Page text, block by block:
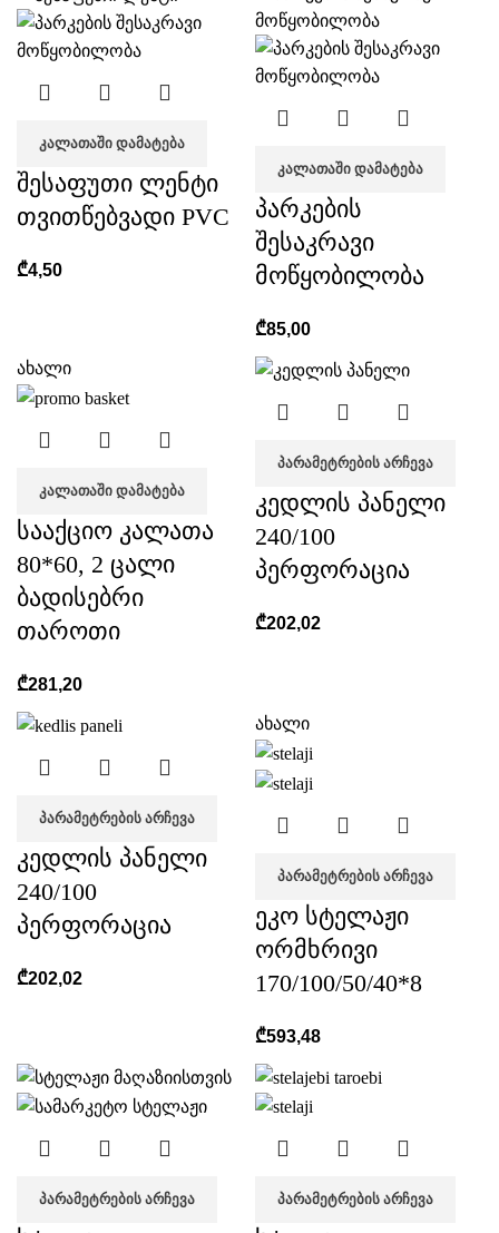
ᲙᲐᲚᲐᲗᲐᲨᲘ ᲓᲐᲛᲐᲢᲔᲑᲐ
შესაფუთი ლენტი
თვითწებვადი PVC
₾4,50
ᲙᲐᲚᲐᲗᲐᲨᲘ ᲓᲐᲛᲐᲢᲔᲑᲐ
პარკების
შესაკრავი
მოწყობილობა
₾85,00
ახალი
ᲙᲐᲚᲐᲗᲐᲨᲘ ᲓᲐᲛᲐᲢᲔᲑᲐ
სააქციო კალათა
80*60, 2 ცალი
ბადისებრი
თაროთი
₾281,20
ᲞᲐᲠᲐᲛᲔᲢᲠᲔᲑᲘᲡ ᲐᲠᲩᲔᲕᲐ
კედლის პანელი
240/100
პერფორაცია
₾202,02
ᲞᲐᲠᲐᲛᲔᲢᲠᲔᲑᲘᲡ ᲐᲠᲩᲔᲕᲐ
კედლის პანელი
240/100
პერფორაცია
₾202,02
ახალი
ᲞᲐᲠᲐᲛᲔᲢᲠᲔᲑᲘᲡ ᲐᲠᲩᲔᲕᲐ
ეკო სტელაჟი
ორმხრივი
170/100/50/40*8
₾593,48
ᲞᲐᲠᲐᲛᲔᲢᲠᲔᲑᲘᲡ ᲐᲠᲩᲔᲕᲐ ᲞᲐᲠᲐᲛᲔᲢᲠᲔᲑᲘᲡ ᲐᲠᲩᲔᲕᲐ